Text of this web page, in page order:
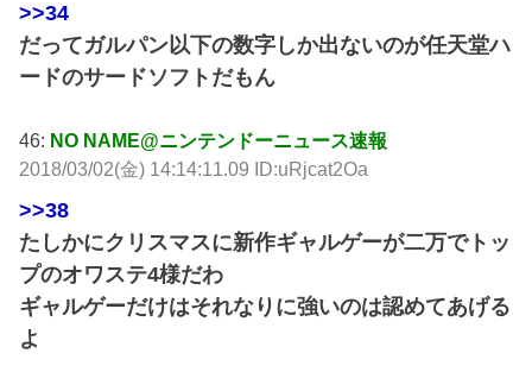
>>34
だってガルパン以下の数字しか出ないのが任天堂ハ
ードのサードソフトだもん
46: NO NAME@ニンテンドーニュース速報
2018/03/02(金) 14:14:11.09 ID:uRjcat2Oa
>>38
たしかにクリスマスに新作ギャルゲーが二万でトッ
プのオワステ4様だわ
ギャルゲーだけはそれなりに強いのは認めてあげる
よ